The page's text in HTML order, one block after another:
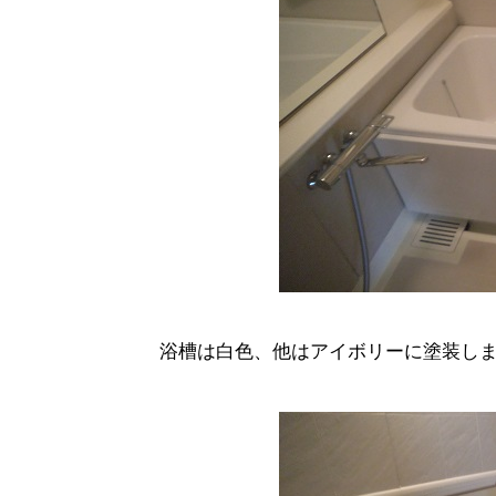
浴槽は白色、他はアイボリーに塗装し